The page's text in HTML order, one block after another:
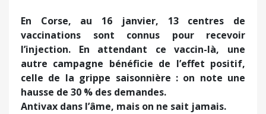
En Corse, au 16 janvier, 13 centres de
vaccinations sont connus pour recevoir
l’injection. En attendant ce vaccin-là, une
autre campagne bénéficie de l’effet positif,
celle de la grippe saisonnière : on note une
hausse de 30 % des demandes.
Antivax dans l’âme, mais on ne sait jamais.